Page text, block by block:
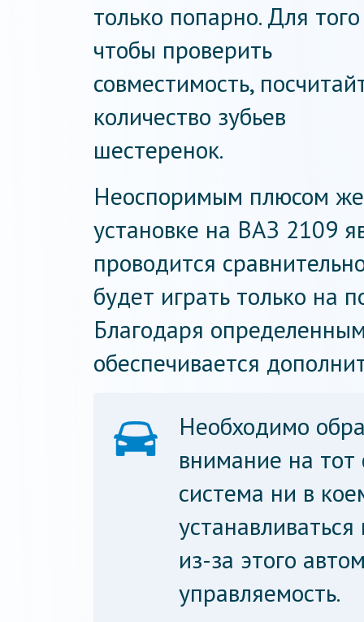
только попарно. Для того
чтобы проверить
совместимость,
количество зубьев
шестеренок.
Неоспоримым плюсом
установке на ВАЗ 2109
проводится
будет играть только на
Благодаря
обеспечивается
Необходимо
внимание на тот
система ни в
из-за этого
управляемость.